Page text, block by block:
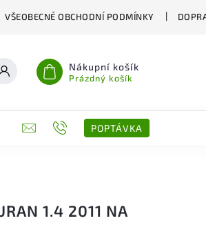
VŠEOBECNÉ OBCHODNÍ PODMÍNKY
Nákupní košík
Prázdný košík
KONTAKTY POPTÁVKA
1.4 2011 NA